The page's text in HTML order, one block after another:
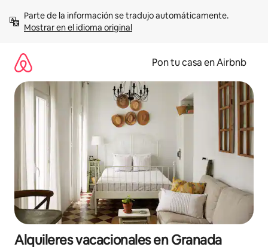
contenidoMostrar en el idioma original
Pon tu casa en Airbnb
Alquileres vacacionales en Granada